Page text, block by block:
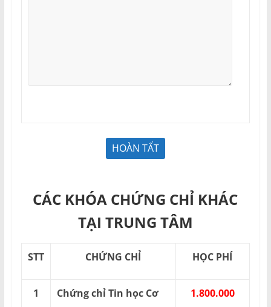
CÁC KHÓA CHỨNG CHỈ KHÁC
TẠI TRUNG TÂM
STT CHỨNG CHỈ HỌC PHÍ
1
Chứng chỉ Tin học Cơ
1.800.000